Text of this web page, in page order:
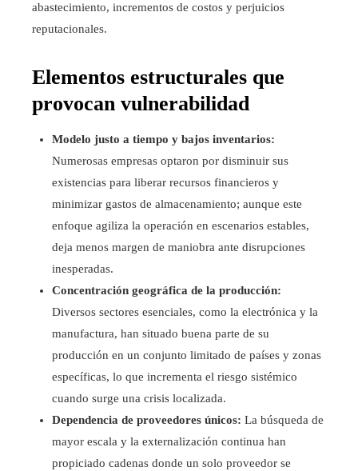
abastecimiento, incrementos de costos y perjuicios
reputacionales.
Elementos estructurales que
provocan vulnerabilidad
Modelo justo a tiempo y bajos inventarios:
Numerosas empresas optaron por disminuir sus
existencias para liberar recursos financieros y
minimizar gastos de almacenamiento; aunque este
enfoque agiliza la operación en escenarios estables,
deja menos margen de maniobra ante disrupciones
inesperadas.
Concentración geográfica de la producción:
Diversos sectores esenciales, como la electrónica y la
manufactura, han situado buena parte de su
producción en un conjunto limitado de países y zonas
específicas, lo que incrementa el riesgo sistémico
cuando surge una crisis localizada.
Dependencia de proveedores únicos: La búsqueda de
mayor escala y la externalización continua han
propiciado cadenas donde un solo proveedor se